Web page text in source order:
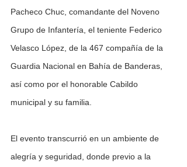
Pacheco Chuc, comandante del Noveno
Grupo de Infantería, el teniente Federico
Velasco López, de la 467 compañía de la
Guardia Nacional en Bahía de Banderas,
así como por el honorable Cabildo
municipal y su familia.
El evento transcurrió en un ambiente de
alegría y seguridad, donde previo a la